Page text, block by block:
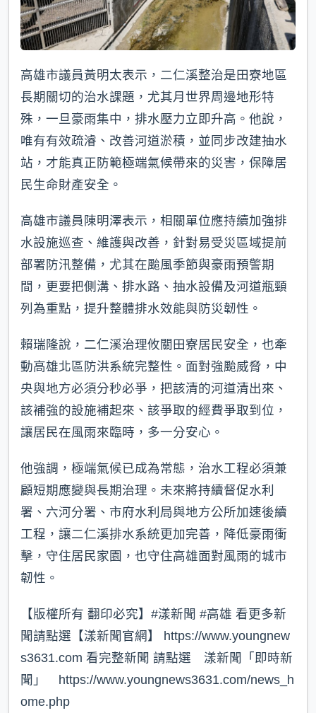
高雄市議員黃明太表示，二仁溪整治是田寮地區
長期關切的治水課題，尤其月世界周邊地形特
殊，一旦豪雨集中，排水壓力立即升高。他說，
唯有有效疏濬、改善河道淤積，並同步改建抽水
站，才能真正防範極端氣候帶來的災害，保障居
民生命財產安全。
高雄市議員陳明澤表示，相關單位應持續加強排
水設施巡查、維護與改善，針對易受災區域提前
部署防汛整備，尤其在颱風季節與豪雨預警期
間，更要把側溝、排水路、抽水設備及河道瓶頸
列為重點，提升整體排水效能與防災韌性。
賴瑞隆說，二仁溪治理攸關田寮居民安全，也牽
動高雄北區防洪系統完整性。面對強颱威脅，中
央與地方必須分秒必爭，把該清的河道清出來、
該補強的設施補起來、該爭取的經費爭取到位，
讓居民在風雨來臨時，多一分安心。
他強調，極端氣候已成為常態，治水工程必須兼
顧短期應變與長期治理。未來將持續督促水利
署、六河分署、市府水利局與地方公所加速後續
工程，讓二仁溪排水系統更加完善，降低豪雨衝
擊，守住居民家園，也守住高雄面對風雨的城市
韌性。
【版權所有 翻印必究】#漾新聞 #高雄 看更多新
聞請點選【漾新聞官網】 https://www.youngnew
s3631.com 看完整新聞 請點選 漾新聞「即時新
聞」 https://www.youngnews3631.com/news_h
ome.php